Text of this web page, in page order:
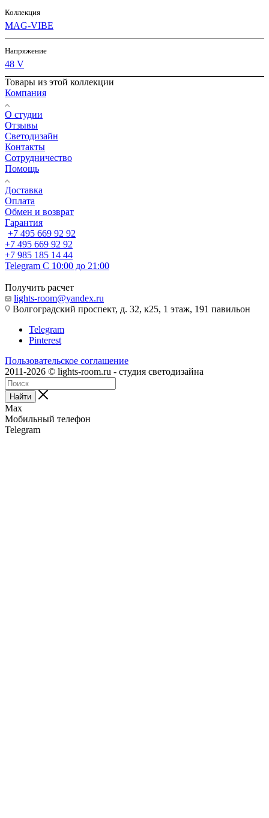
Коллекция
MAG-VIBE
Напряжение
48 V
Товары из этой коллекции
Компания
О студии
Отзывы
Светодизайн
Контакты
Сотрудничество
Помощь
Доставка
Оплата
Обмен и возврат
Гарантия
+7 495 669 92 92
+7 495 669 92 92
+7 985 185 14 44
Telegram С 10:00 до 21:00
Получить расчет
lights-room@yandex.ru
Волгоградский проспект, д. 32, к25, 1 этаж, 191 павильон
Telegram
Pinterest
Пользовательское соглашение
2011-2026 © lights-room.ru - студия светодизайна
Найти
Max
Мобильный телефон
Telegram